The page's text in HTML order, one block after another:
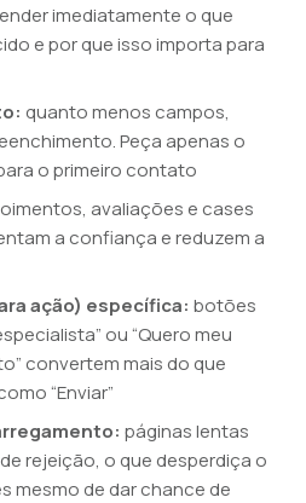
imediatamente o que
e por que isso importa para
quanto menos campos,
Peça apenas o
o primeiro contato
avaliações e cases
a confiança e reduzem a
ação) específica: botões
ou “Quero meu
convertem mais do que
“Enviar”
páginas lentas
rejeição, o que desperdiça o
mesmo de dar chance de